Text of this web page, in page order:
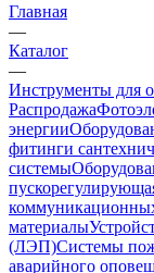
Главная
—
Каталог
—
Инструменты для
Распродажа
энергии
фитинги
системы
материалы
(ЛЭП)Системы
аварийного